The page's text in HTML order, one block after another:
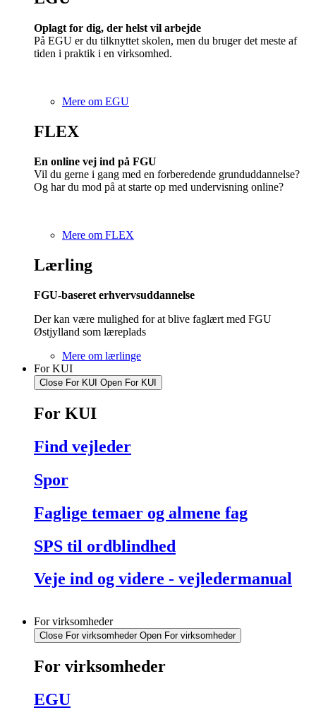
Oplagt for dig, der helst vil arbejde
På EGU er du tilknyttet skolen, men du bruger det meste af
tiden i praktik i en virksomhed.
Mere om EGU
FLEX
En online vej ind på FGU
Vil du gerne i gang med en forberedende grunduddannelse?
Og har du mod på at starte op med undervisning online?
Mere om FLEX
Lærling
FGU-baseret erhvervsuddannelse
Der kan være mulighed for at blive faglært med FGU
Østjylland som læreplads
Mere om lærlinge
For KUI
Close For KUI Open For KUI
For KUI
Find vejleder
Spor
Faglige temaer og almene fag
SPS til ordblindhed
Veje ind og videre - vejledermanual
For virksomheder
Close For virksomheder Open For virksomheder
For virksomheder
EGU